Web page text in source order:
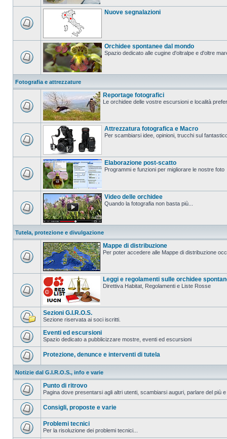
Nuove segnalazioni
Orchidee spontanee dal mondo
Spazio dedicato alle cugine d'oltralpe e d'oltre
Fotografia e attrezzature
Reportage fotografici
Le orchidee delle vostre escursioni e località
Attrezzatura fotografica e Macro
Per scambiarsi idee, opinioni, trucchi sul
Elaborazione post-scatto
Programmi e funzioni per migliorare le nostre foto
Video delle orchidee
Quando la fotografia non basta più...
Tutela, protezione e divulgazione
Mappe di distribuzione
Per poter accedere alle Mappe di distribuzione
Leggi e regolamenti sulle orchidee
Direttiva Habitat, Regolamenti e Liste Rosse
Sezioni G.I.R.O.S.
Sezione riservata ai soci iscritti.
Eventi ed escursioni
Spazio dedicato a pubblicizzare mostre, eventi ed escursioni
Protezione, denunce e interventi di tutela
Notizie dal G.I.R.O.S., info e varie
Punto di ritrovo
Pagina dove presentarsi agli altri utenti, scambiarsi auguri, parlare del più
Consigli, proposte e varie
Problemi tecnici
Per la risoluzione dei problemi tecnici...